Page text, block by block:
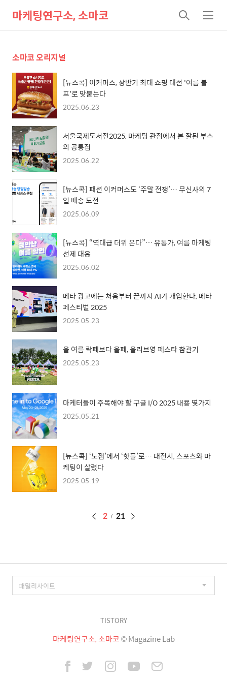
마케팅연구소, 소마코
검
색
메
뉴
소마코 오리지널
[뉴스콕] 이커머스, 상반기 최대 쇼핑 대전 '여름 블
프'로 맞붙는다
2025.06.23
서울국제도서전2025, 마케팅 관점에서 본 잘된 부스
의 공통점
2025.06.22
[뉴스콕] 패션 이커머스도 ‘주말 전쟁’… 무신사의 7
일 배송 도전
2025.06.09
[뉴스콕] “역대급 더위 온다”… 유통가, 여름 마케팅
선제 대응
2025.06.02
메타 광고에는 처음부터 끝까지 AI가 개입한다, 메타
페스티벌 2025
2025.05.23
올 여름 락페보다 올페, 올리브영 페스타 참관기
2025.05.23
마케터들이 주목해야 할 구글 I/O 2025 내용 몇가지
2025.05.21
[뉴스콕] ‘노잼’에서 ‘핫플’로… 대전시, 스포츠와 마
케팅이 살렸다
2025.05.19
페
2 21
TISTORY
마케팅연구소, 소마코© Magazine Lab